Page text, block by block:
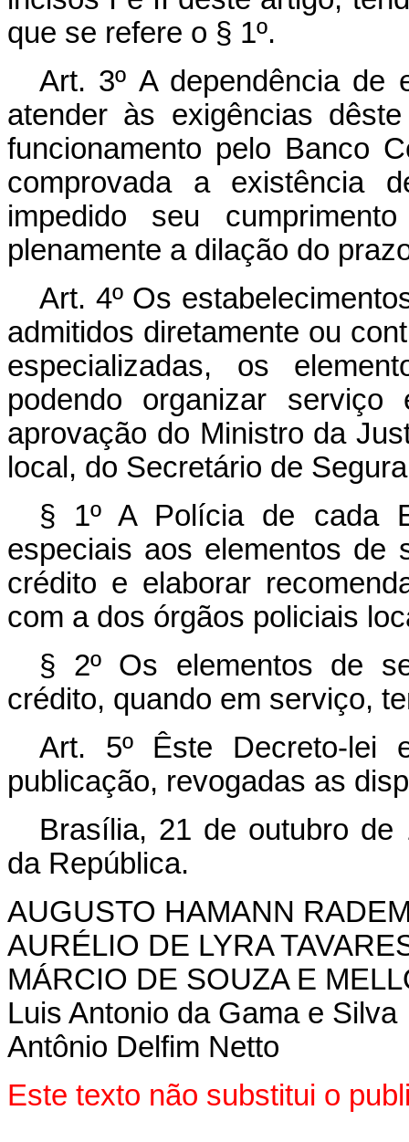
que se refere o § 1º.
Art. 3º A dependência de
atender às exigências
funcionamento pelo Banco
comprovada a existência
impedido seu
plenamente a dilação do
Art. 4º Os
admitidos diretamente ou
especializadas, os
podendo organizar
aprovação do Ministro da
local, do Secretário de
§ 1º A Polícia de cada
especiais aos elementos de
crédito e elaborar
com a dos órgãos policiais
§ 2º Os elementos de
crédito, quando em serviço,
Art. 5º Êste Decreto-lei
publicação, revogadas as
Brasília, 21 de outubro de
da República.
AUGUSTO HAMANN
AURÉLIO DE LYRA
MÁRCIO DE SOUZA E
Luis Antonio da Gama e Silva
Antônio Delfim Netto
Este texto não substitui o